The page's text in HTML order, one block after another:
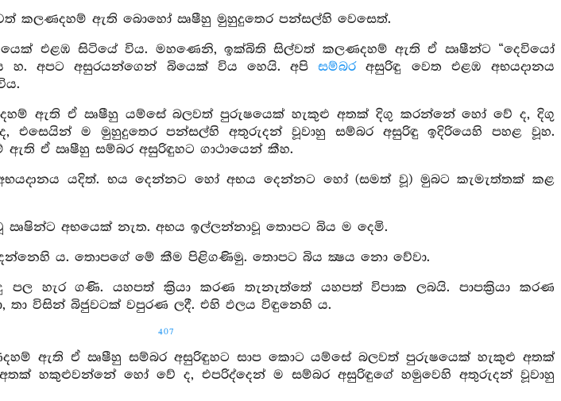
කලණදහම් ඇති බොහෝ ඍෂීහු මුහුදුතෙර පන්සල්හි වෙසෙත්.
එළඹ සිටියේ විය. මහණෙනි, ඉක්බිති සිල්වත් කලණදහම් ඇති ඒ ඍෂීන්ට “දෙවියෝ
හ. අපට අසුරයන්ගෙන් බියෙක් විය හෙයි. අපිසම්බරඅසුරිඳු වෙත එළඹ අභයදානය
ඇති ඒ ඍෂීහු යම්සේ බලවත් පුරුෂයෙක් හැකුළු අතක් දිගු කරන්නේ හෝ වේ ද, දිගු
ම මුහුදුතෙර පන්සල්හි අතුරුදන් වූවාහු සම්බර අසුරිඳු ඉදිරියෙහි පහළ වූහ.
ඒ ඍෂීහු සම්බර අසුරිඳුහට ගාථායෙන් කීහ.
යදිත්. භය දෙන්නට හෝ අභය දෙන්නට හෝ (සමත් වූ) මුබට කැමැත්තක් කළ
වූ ඍෂින්ට අභයෙක් නැත. අභය ඉල්ලන්නාවූ තොපට බිය ම දෙමි.
ය. තොපගේ මේ කීම පිළිගණිමු. තොපට බිය ක්‍ෂය නො වේවා.
පල හැර ගණි. යහපත් ක්‍රියා කරණ තැනැත්තේ යහපත් විපාක ලබයි. පාපක්‍රියා කරණ
තා විසින් බිජුවටක් වපුරණ ලදී. එහි ඵලය විඳුනෙහි ය.
407
ඇති ඒ ඍෂීහු සම්බර අසුරිඳුහට සාප කොට යම්සේ බලවත් පුරුෂයෙක් හැකුළු අතක්
හකුළුවන්නේ හෝ වේ ද, එපරිද්දෙන් ම සම්බර අසුරිඳුගේ හමුවෙහි අතුරුදන් වූවාහු